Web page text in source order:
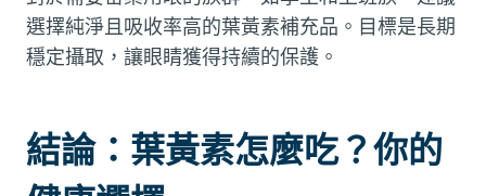
選擇純淨且吸收率高的葉黃素補充品。目標是長期
穩定攝取，讓眼睛獲得持續的保護。
結論：葉黃素怎麼吃？你的